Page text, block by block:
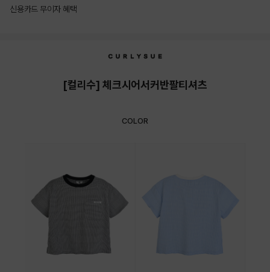
신용카드 무이자 혜택
[컬리수] 체크시어서커반팔티셔츠
COLOR